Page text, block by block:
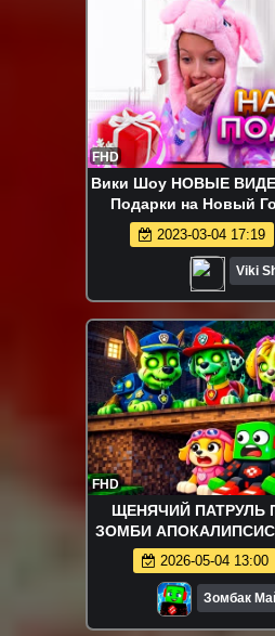
FHD
Вики Шоу НОВЫЕ
Подарки на Новый
2023-03-04 17:19
Viki
FHD
ЩЕНЯЧИЙ ПАТРУЛЬ
ЗОМБИ
ЗОМБАК
2026-05-04 13:00
Зомбак